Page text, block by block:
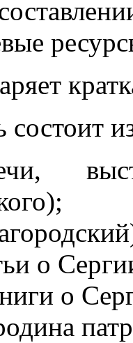
состоит
о
о